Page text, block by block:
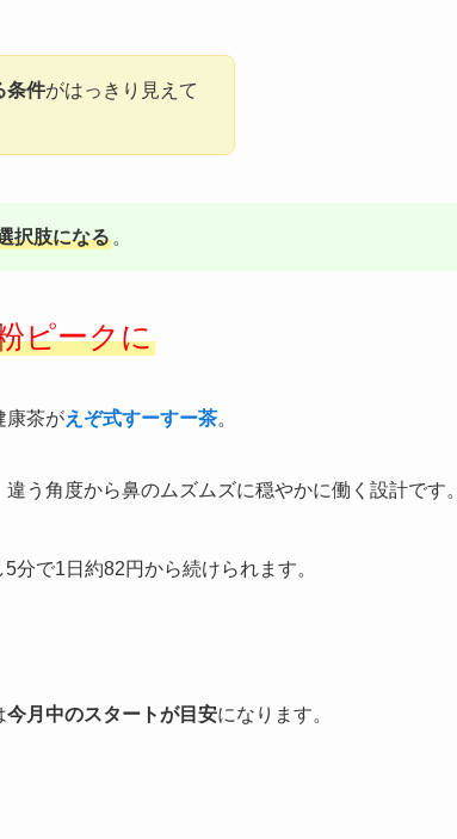
条件がはっきり見えて
択肢になる 。
ピークに
康茶がえぞ式すーすー茶。
う角度から鼻のムズムズに穏やかに働く設計です。
5分で1日約82円から続けられます。
今月中のスタートが目安になります。